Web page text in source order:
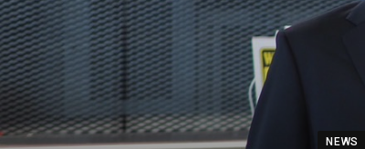
NEWS